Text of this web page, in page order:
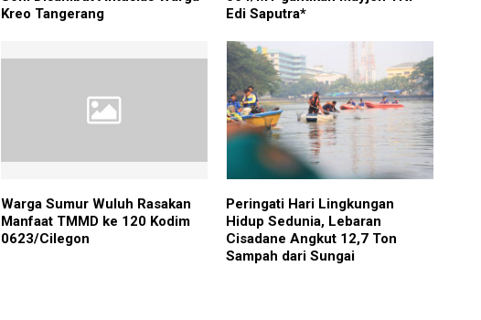
Kreo Tangerang
Edi Saputra*
Warga Sumur Wuluh Rasakan
Manfaat TMMD ke 120 Kodim
0623/Cilegon
Peringati Hari Lingkungan
Hidup Sedunia, Lebaran
Cisadane Angkut 12,7 Ton
Sampah dari Sungai